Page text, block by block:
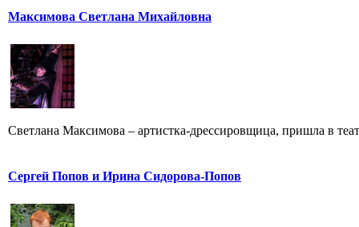
Максимова Светлана Михайловна
Светлана Максимова – артистка-дрессировщица, пришла в
Сергей Попов и Ирина Сидорова-Попов